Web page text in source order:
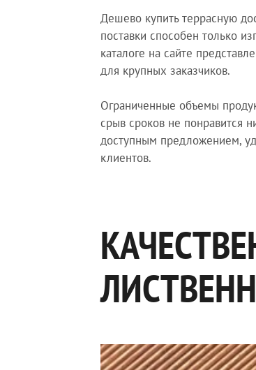
Дешево купить террасную
поставки способен только
каталоге на сайте
для крупных заказчиков.
Ограниченные объемы
срыв сроков не понравится
доступным предложением,
клиентов.